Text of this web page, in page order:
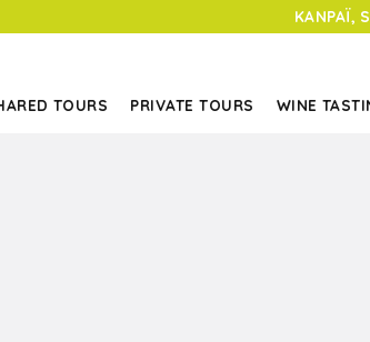
KANPAÏ,
TOURS PRIVATE TOURS WINE